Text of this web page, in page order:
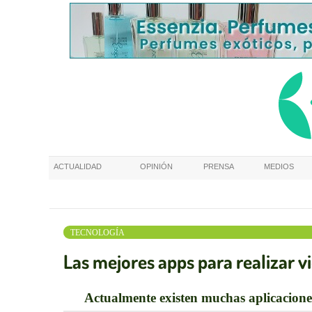
ACTUALIDAD OPINIÓN PRENSA MEDIOS
TECNOLOGÍA
Las mejores apps para realizar
Actualmente existen muchas